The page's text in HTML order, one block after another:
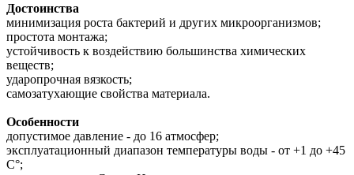
Достоинства
минимизация роста бактерий и других микроорганизмов;
простота монтажа;
устойчивость к воздействию большинства химических
веществ;
ударопрочная вязкость;
самозатухающие свойства материала.
Особенности
допустимое давление - до 16 атмосфер;
эксплуатационный диапазон температуры воды - от +1 до +45
С°;